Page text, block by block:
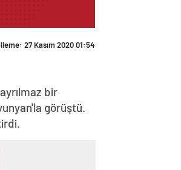
27 Kasım 2020 01:54
bir
görüştü.